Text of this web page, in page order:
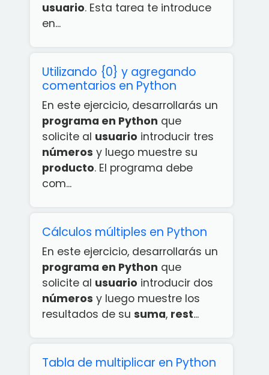
usuario. Esta tarea te introduce
en...
Utilizando {0} y agregando
comentarios en Python
En este ejercicio, desarrollarás un
programa en Python que
solicite al usuario introducir tres
números y luego muestre su
producto. El programa debe
com...
Cálculos múltiples en Python
En este ejercicio, desarrollarás un
programa en Python que
solicite al usuario introducir dos
números y luego muestre los
resultados de su suma, rest...
Tabla de multiplicar en Python